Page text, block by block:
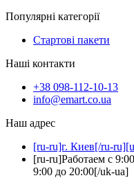
Популярні категорії
Стартові пакети
Наші контакти
+38 098-112-10-13
info@emart.co.ua
Наш адрес
[ru-ru]г. Киев[/ru-
[ru-ru]Работаем с
9:00 до 20:00[/uk-ua]